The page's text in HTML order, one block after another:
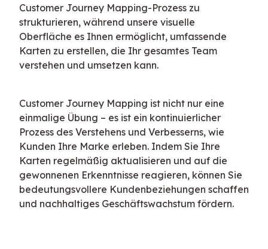
Customer Journey Mapping-Prozess zu
strukturieren, während unsere visuelle
Oberfläche es Ihnen ermöglicht, umfassende
Karten zu erstellen, die Ihr gesamtes Team
verstehen und umsetzen kann.
Customer Journey Mapping ist nicht nur eine
einmalige Übung – es ist ein kontinuierlicher
Prozess des Verstehens und Verbesserns, wie
Kunden Ihre Marke erleben. Indem Sie Ihre
Karten regelmäßig aktualisieren und auf die
gewonnenen Erkenntnisse reagieren, können Sie
bedeutungsvollere Kundenbeziehungen schaffen
und nachhaltiges Geschäftswachstum fördern.